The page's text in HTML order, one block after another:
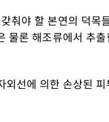
춰야 할 본연의 덕목
물론 해조류에서 추
외선에 의한 손상된